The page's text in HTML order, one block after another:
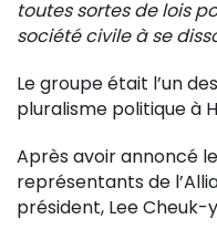
toutes sortes de lois
société civile à se
Le groupe était l’un
pluralisme politique à
Après avoir annoncé
représentants de
président, Lee Cheuk-